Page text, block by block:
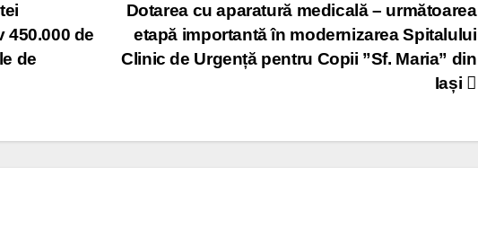
Dotarea cu aparatură medicală – următoarea
etapă importantă în modernizarea Spitalului
Clinic de Urgență pentru Copii ”Sf. Maria” din
Iași
450.000 de
de